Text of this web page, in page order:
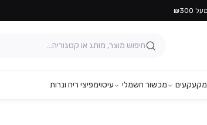
מקעקעים מכשור חשמלי עיסוימפיצי ריח ונרות